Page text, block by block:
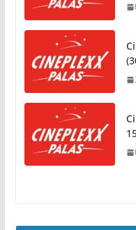
Besplatni udžbenici
2026/2027. godine
07/08/2026